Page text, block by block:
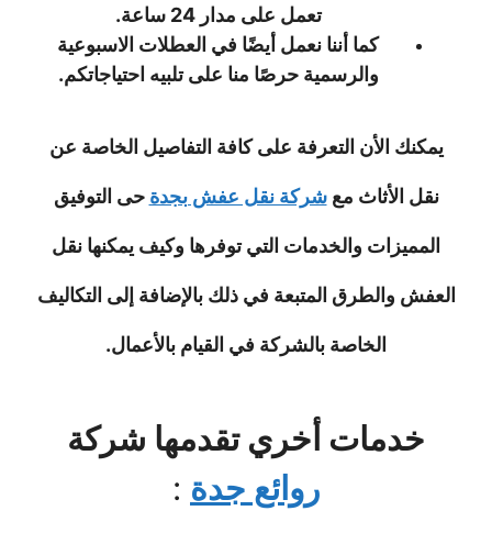
تعمل على مدار 24 ساعة.
كما أننا نعمل أيضًا في العطلات الاسبوعية
والرسمية حرصًا منا على تلبيه احتياجاتكم.
يمكنك الأن التعرفة على كافة التفاصيل الخاصة عن
نقل الأثاث مع شركة نقل عفش بجدةحى التوفيق
المميزات والخدمات التي توفرها وكيف يمكنها نقل
العفش والطرق المتبعة في ذلك بالإضافة إلى التكاليف
الخاصة بالشركة في القيام بالأعمال.
خدمات أخري تقدمها شركة
روائع جدة: